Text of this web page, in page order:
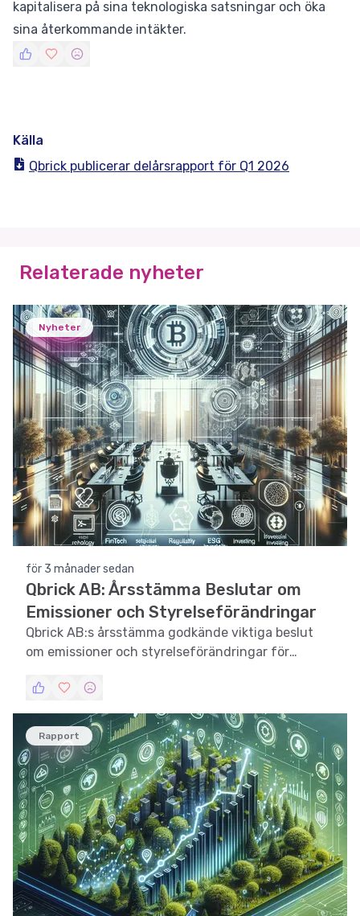
kapitalisera på sina teknologiska satsningar och öka
sina återkommande intäkter.
Källa
Qbrick publicerar delårsrapport för Q1 2026
Relaterade nyheter
Nyheter
för 3 månader sedan
Qbrick AB: Årsstämma Beslutar om
Emissioner och Styrelseförändringar
Qbrick AB:s årsstämma godkände viktiga beslut
om emissioner och styrelseförändringar för
Rapport